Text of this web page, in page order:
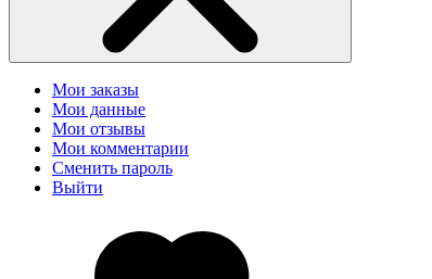
Мои заказы
Мои данные
Мои отзывы
Мои комментарии
Сменить пароль
Выйти